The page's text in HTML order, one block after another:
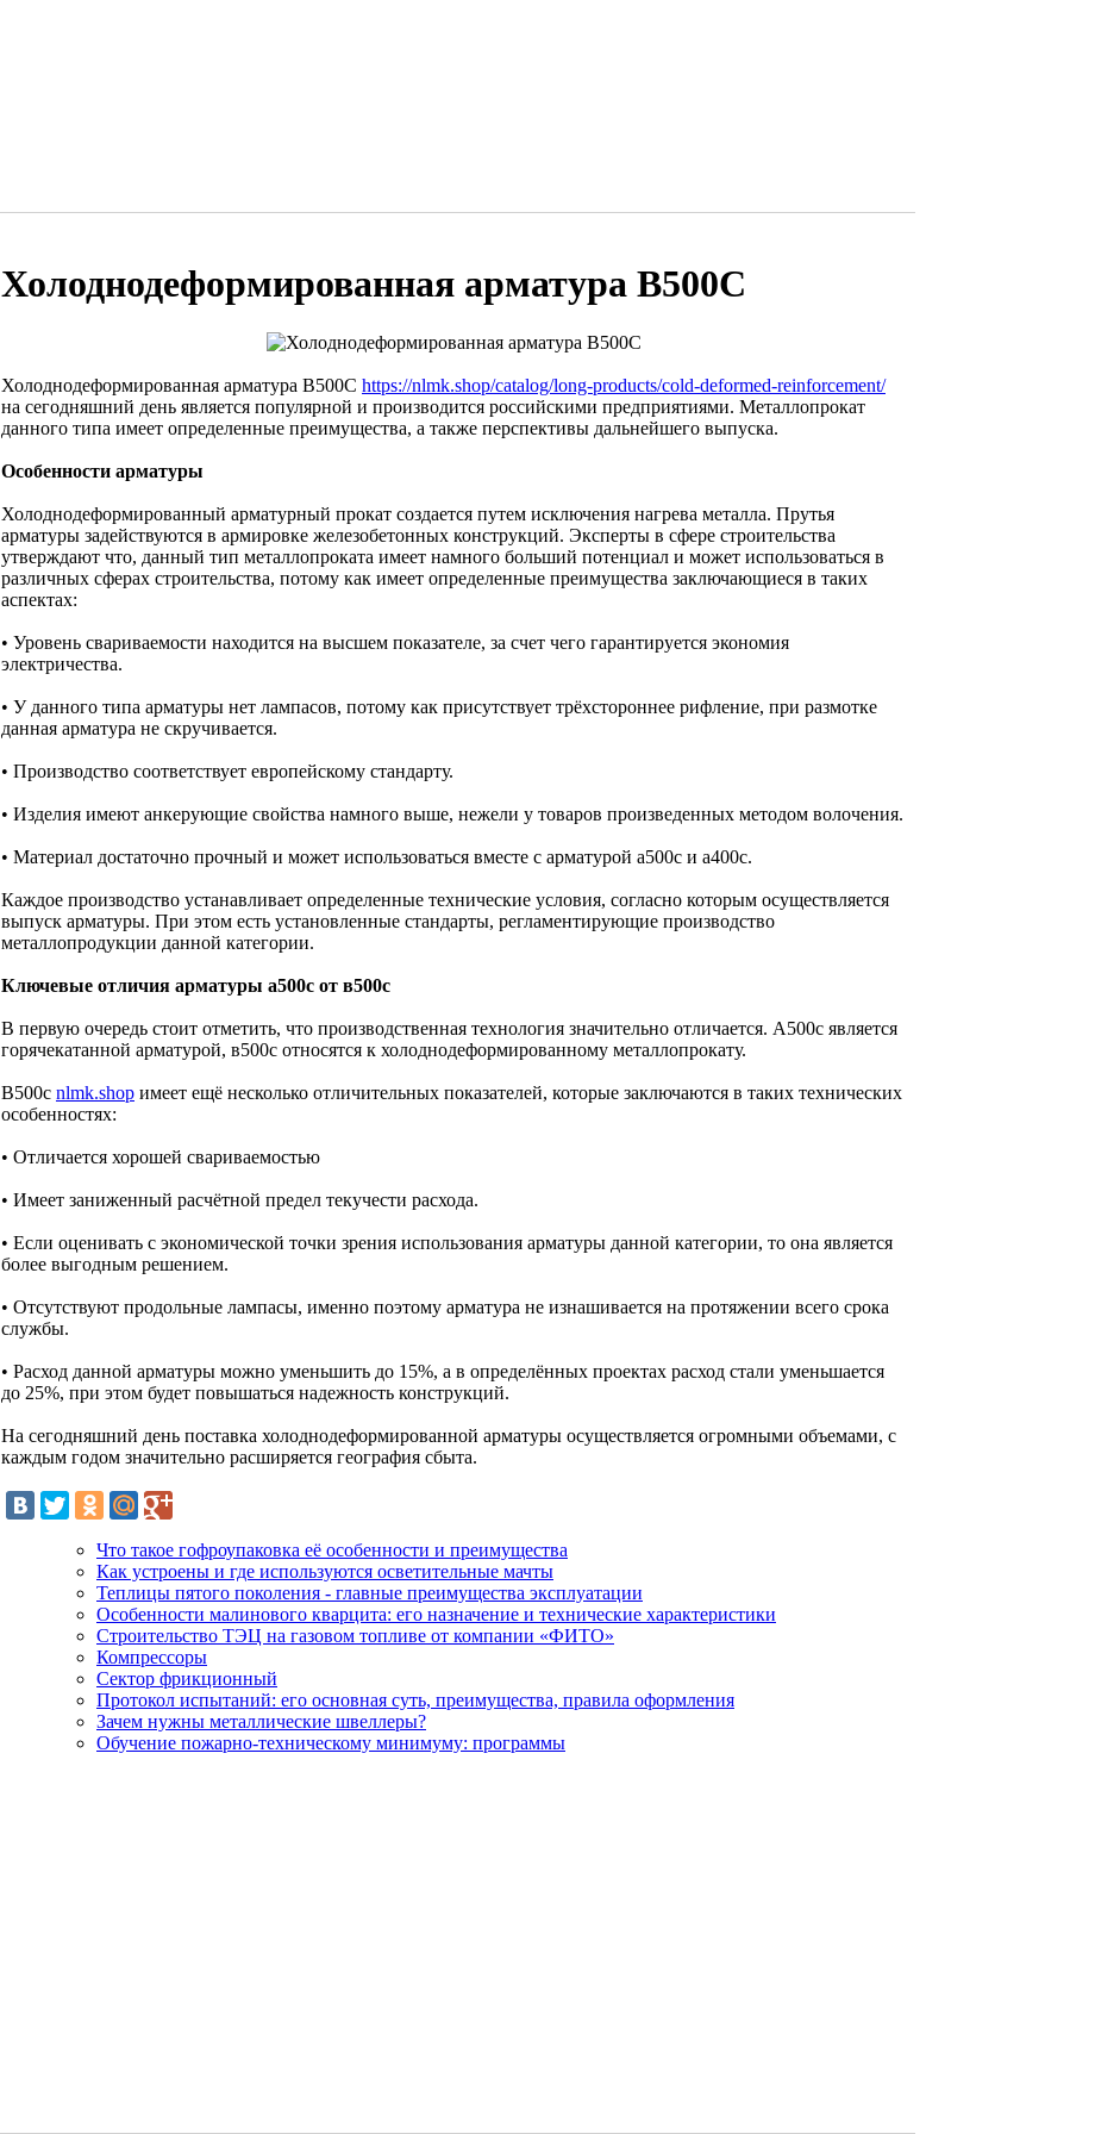
Холоднодеформированная арматура В500С
Холоднодеформированная арматура В500С https://nlmk.shop/catalog/long-products/cold-deformed-reinforcement/
на сегодняшний день является популярной и производится российскими предприятиями. Металлопрокат
данного типа имеет определенные преимущества, а также перспективы дальнейшего выпуска.
Особенности арматуры
Холоднодеформированный арматурный прокат создается путем исключения нагрева металла. Прутья
арматуры задействуются в армировке железобетонных конструкций. Эксперты в сфере строительства
утверждают что, данный тип металлопроката имеет намного больший потенциал и может использоваться в
различных сферах строительства, потому как имеет определенные преимущества заключающиеся в таких
аспектах:
• Уровень свариваемости находится на высшем показателе, за счет чего гарантируется экономия
электричества.
• У данного типа арматуры нет лампасов, потому как присутствует трёхстороннее рифление, при размотке
данная арматура не скручивается.
• Производство соответствует европейскому стандарту.
• Изделия имеют анкерующие свойства намного выше, нежели у товаров произведенных методом волочения.
• Материал достаточно прочный и может использоваться вместе с арматурой а500с и а400c.
Каждое производство устанавливает определенные технические условия, согласно которым осуществляется
выпуск арматуры. При этом есть установленные стандарты, регламентирующие производство
металлопродукции данной категории.
Ключевые отличия арматуры а500с от в500с
В первую очередь стоит отметить, что производственная технология значительно отличается. А500с является
горячекатанной арматурой, в500с относятся к холоднодеформированному металлопрокату.
В500с nlmk.shop имеет ещё несколько отличительных показателей, которые заключаются в таких технических
особенностях:
• Отличается хорошей свариваемостью
• Имеет заниженный расчётной предел текучести расхода.
• Если оценивать с экономической точки зрения использования арматуры данной категории, то она является
более выгодным решением.
• Отсутствуют продольные лампасы, именно поэтому арматура не изнашивается на протяжении всего срока
службы.
• Расход данной арматуры можно уменьшить до 15%, а в определённых проектах расход стали уменьшается
до 25%, при этом будет повышаться надежность конструкций.
На сегодняшний день поставка холоднодеформированной арматуры осуществляется огромными объемами, с
каждым годом значительно расширяется география сбыта.
Что такое гофроупаковка её особенности и преимущества
Как устроены и где используются осветительные мачты
Теплицы пятого поколения - главные преимущества эксплуатации
Особенности малинового кварцита: его назначение и технические характеристики
Строительство ТЭЦ на газовом топливе от компании «ФИТО»
Компрессоры
Сектор фрикционный
Протокол испытаний: его основная суть, преимущества, правила оформления
Зачем нужны металлические швеллеры?
Обучение пожарно-техническому минимуму: программы